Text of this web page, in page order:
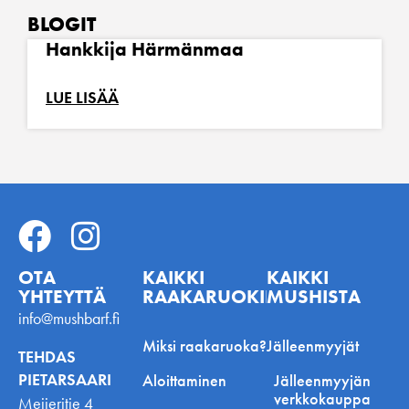
BLOGIT
Hankkija Härmänmaa
LUE LISÄÄ
OTA
YHTEYTTÄ
info@mushbarf.fi
TEHDAS
PIETARSAARI
Meijeritie 4
KAIKKI
RAAKARUOKINNASTA
Miksi raakaruoka?
Aloittaminen
KAIKKI
MUSHISTA
Jälleenmyyjät
Jälleenmyyjän
verkkokauppa